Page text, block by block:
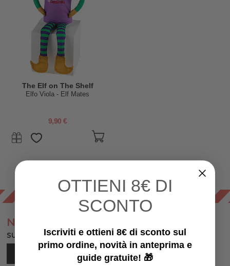
The Elf on The Shelf
Elfo Viola - Elf Mates
9,90 €
NEWSLETTER
SUBITO PER TE SCONTI EXTRA E REGALI!
OTTIENI 8€ DI
SCONTO
Iscriviti e ottieni 8€ di sconto sul
primo ordine, novità in anteprima e
guide gratuite! 🎁